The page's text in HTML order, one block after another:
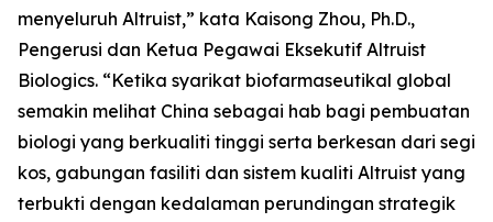
menyeluruh Altruist,” kata Kaisong Zhou, Ph.D.,
Pengerusi dan Ketua Pegawai Eksekutif Altruist
Biologics. “Ketika syarikat biofarmaseutikal global
semakin melihat China sebagai hab bagi pembuatan
biologi yang berkualiti tinggi serta berkesan dari segi
kos, gabungan fasiliti dan sistem kualiti Altruist yang
terbukti dengan kedalaman perundingan strategik